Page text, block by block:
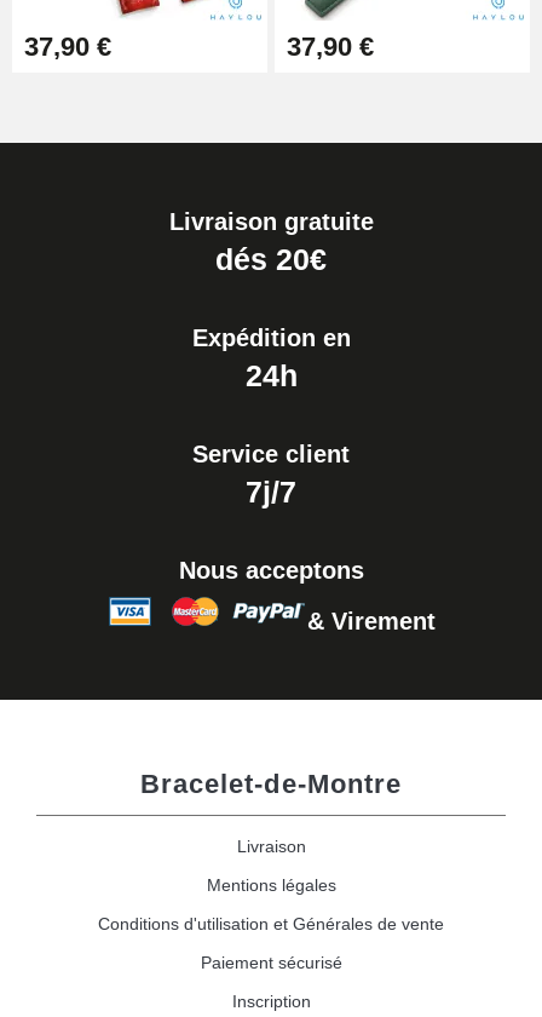
37,90 € 37,90 €
Livraison gratuite
dés 20€
Expédition en
24h
Service client
7j/7
Nous acceptons
& Virement
Bracelet-de-Montre
Livraison
Mentions légales
Conditions d'utilisation et Générales de vente
Paiement sécurisé
Inscription